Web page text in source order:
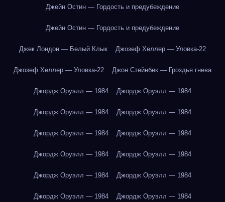
Джейн Остин — Гордость и предубеждение
Джейн Остин — Гордость и предубеждение
Джек Лондон — Белый Клык Джозеф Хеллер — Уловка-22
Джозеф Хеллер — Уловка-22 Джон Стейнбек — Гроздья гнева
Джордж Оруэлл — 1984 Джордж Оруэлл — 1984
Джордж Оруэлл — 1984 Джордж Оруэлл — 1984
Джордж Оруэлл — 1984 Джордж Оруэлл — 1984
Джордж Оруэлл — 1984 Джордж Оруэлл — 1984
Джордж Оруэлл — 1984 Джордж Оруэлл — 1984
Джордж Оруэлл — 1984 Джордж Оруэлл — 1984